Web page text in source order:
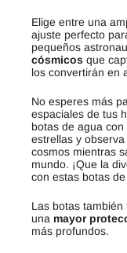
Elige entre una
ajuste perfecto
pequeños
cósmicos que
los convertirán en
No esperes más
espaciales de tus
botas de agua
estrellas y
cosmos mientras
mundo. ¡Que la
con estas botas
Las botas también
una mayor
más profundos.